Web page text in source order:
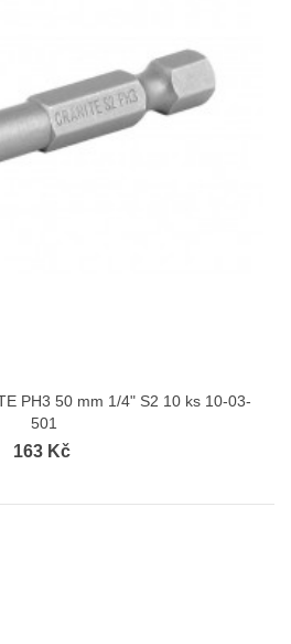
PH3 50 mm 1/4" S2 10 ks 10-03-
501
163 Kč